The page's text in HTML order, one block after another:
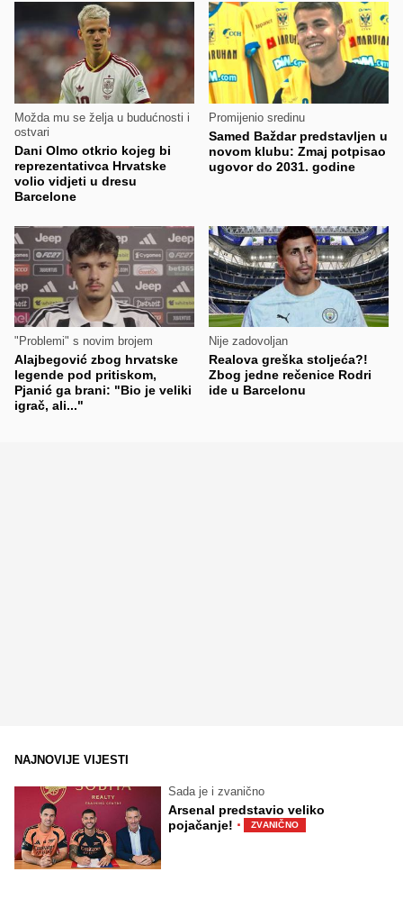
Možda mu se želja u budućnosti i
ostvari
Dani Olmo otkrio kojeg bi
reprezentativca Hrvatske
volio vidjeti u dresu
Barcelone
Promijenio sredinu
Samed Baždar predstavljen u
novom klubu: Zmaj potpisao
ugovor do 2031. godine
"Problemi" s novim brojem
Alajbegović zbog hrvatske
legende pod pritiskom,
Pjanić ga brani: "Bio je veliki
igrač, ali..."
Nije zadovoljan
Realova greška stoljeća?!
Zbog jedne rečenice Rodri
ide u Barcelonu
NAJNOVIJE VIJESTI
Sada je i zvanično
Arsenal predstavio veliko
pojačanje! · ZVANIČNO